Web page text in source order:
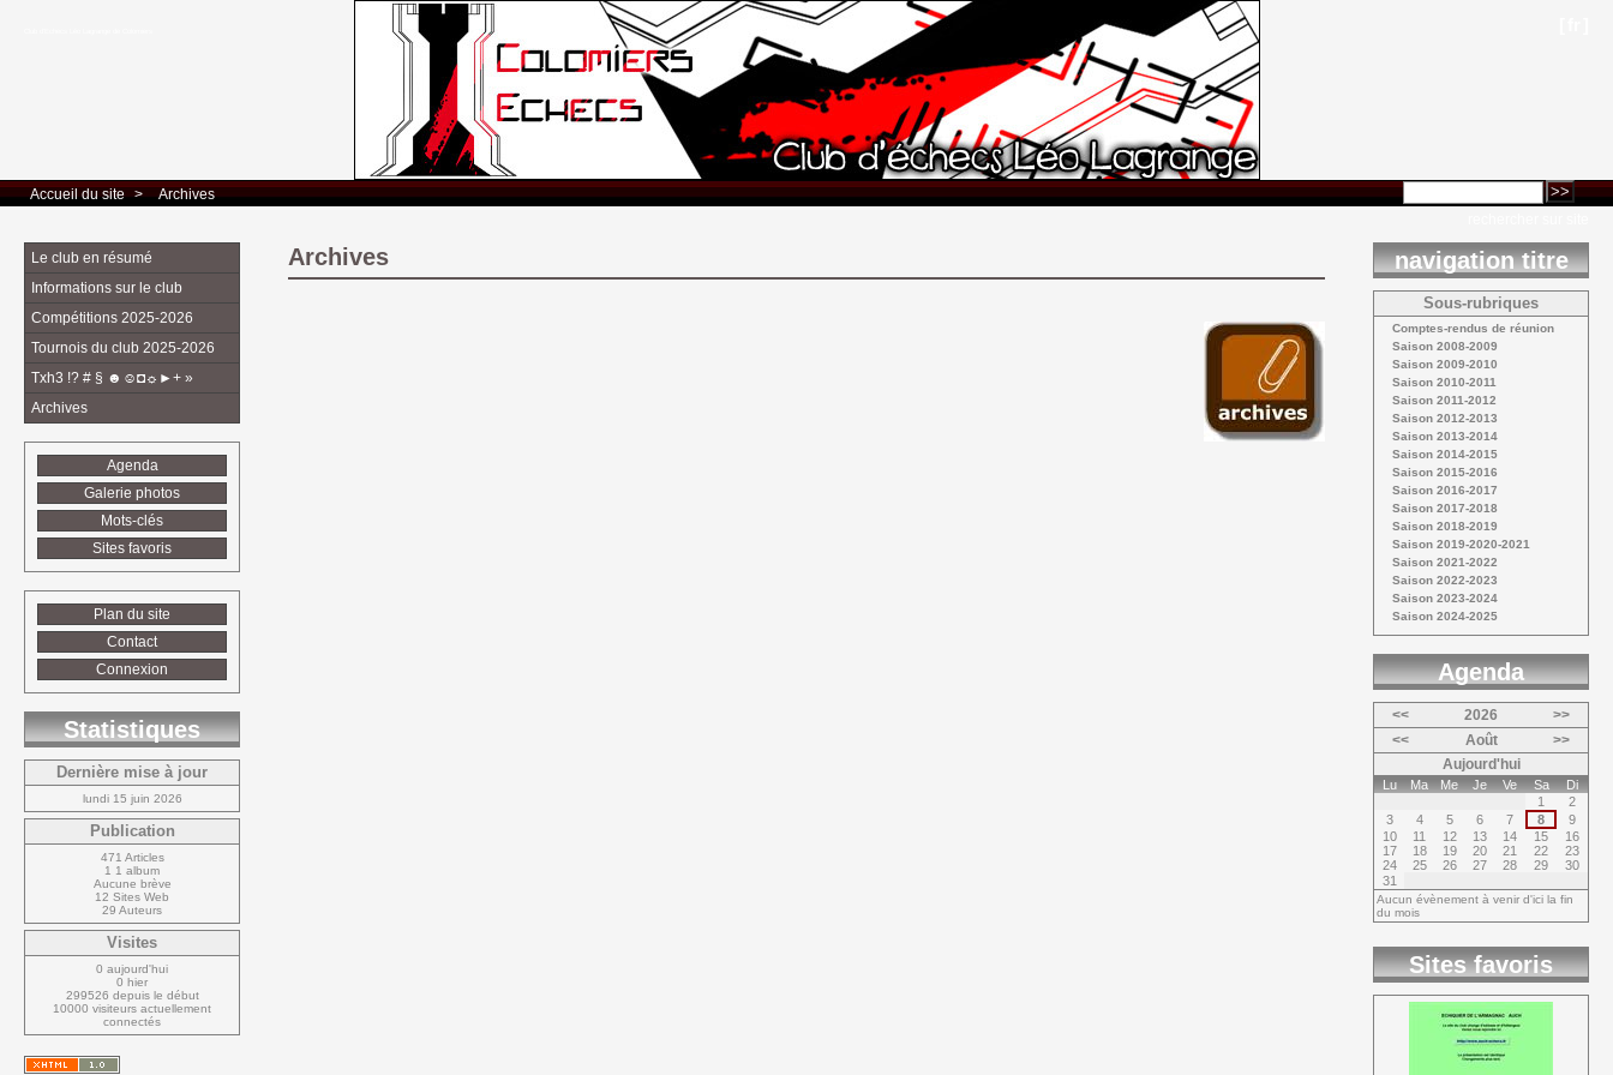
Accueil du site > Archives
Archives
Le club en résumé
Informations sur le club
Compétitions 2025-2026
Tournois du club 2025-2026
Txh3 !? # § ☻☺◘☼►+ »
Archives
Agenda
Galerie photos
Mots-clés
Sites favoris
Plan du site
Contact
Connexion
Statistiques
Dernière mise à jour
lundi 15 juin 2026
Publication
471 Articles
1 1 album
Aucune brève
12 Sites Web
29 Auteurs
Visites
0 aujourd'hui
0 hier
299526 depuis le début
10000 visiteurs actuellement
connectés
navigation titre
Sous-rubriques
Comptes-rendus de réunion
Saison 2008-2009
Saison 2009-2010
Saison 2010-2011
Saison 2011-2012
Saison 2012-2013
Saison 2013-2014
Saison 2014-2015
Saison 2015-2016
Saison 2016-2017
Saison 2017-2018
Saison 2018-2019
Saison 2019-2020-2021
Saison 2021-2022
Saison 2022-2023
Saison 2023-2024
Saison 2024-2025
Agenda
<< 2026
>>
<<
Août
>>
Aujourd'hui
Lu Ma Me Je Ve Sa
Di
1
2
3
4 5 6 7 8
9
10
11 12 13 14 15
16
17
18 19 20 21 22
23
24
25 26 27 28 29
30
31
Aucun évènement à venir d'ici la fin
du mois
Sites favoris